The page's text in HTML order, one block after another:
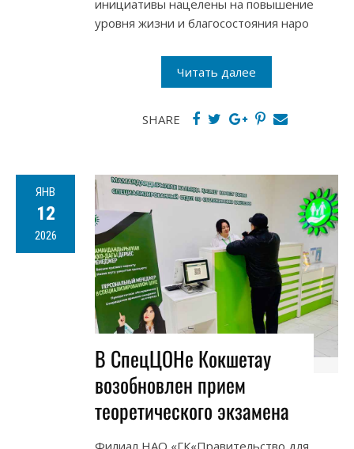
инициативы нацелены на повышение
уровня жизни и благосостояния наро
Читать далее
SHARE
ЯНВ
12
2026
В СпецЦОНе Кокшетау
возобновлен прием
теоретического экзамена